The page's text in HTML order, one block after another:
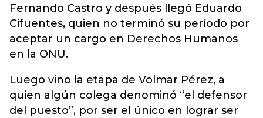
Fernando Castro y después llegó Eduardo
Cifuentes, quien no terminó su período por
aceptar un cargo en Derechos Humanos
en la ONU.
Luego vino la etapa de Volmar Pérez, a
quien algún colega denominó “el defensor
del puesto”, por ser el único en lograr ser